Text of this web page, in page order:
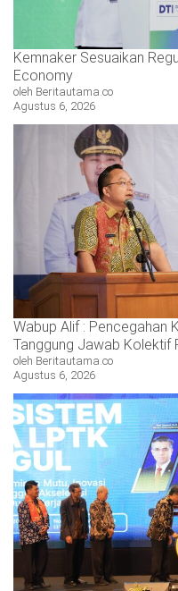
Kemnaker Sesuaikan
Economy
oleh Beritautama.co
Agustus 6, 2026
Wabup Alif : Pencegahan
Tanggung Jawab Kolektif
oleh Beritautama.co
Agustus 6, 2026